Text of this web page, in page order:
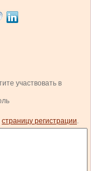
участвовать в
страницу регистрации.